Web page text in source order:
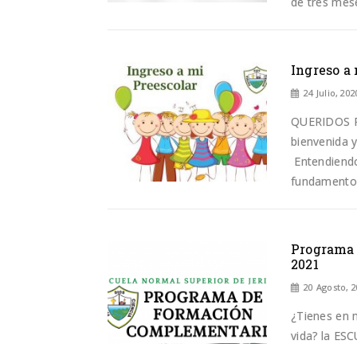
Ingreso a
24 Julio,
bienvenida
2021
20 Agosto,
¿Tienes en
vida? la